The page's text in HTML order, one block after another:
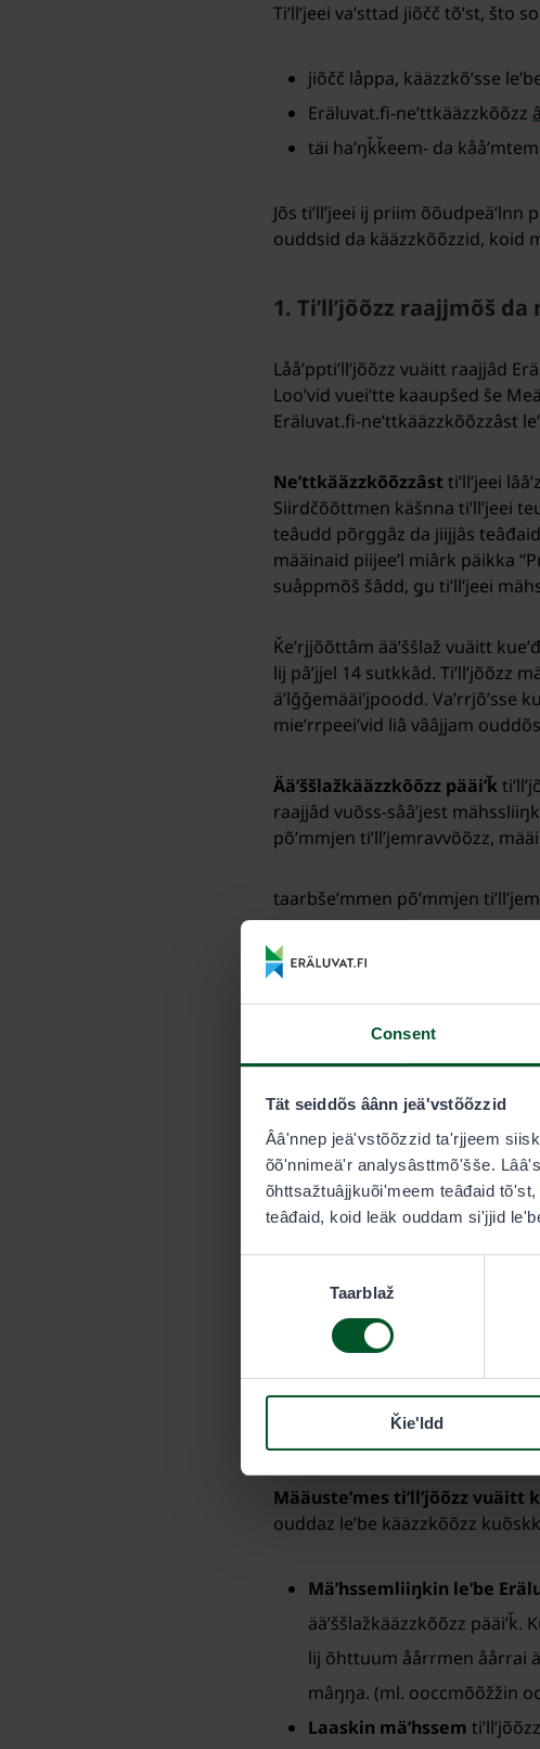
Consent
Tät seiddõs âânn jeäʹvstõõzzid
Ââʹnnep jeäʹvstõõzzid taʹrjjeem
õõʹnnimeäʹr analysâsttmõʹšše.
õhttsažtuâjjkuõiʹmeem teâđaid
teâđaid, koid leäk ouddam siʹjjid
Taarblaž
Ǩieʹldd
Tiʹllʼjeei vaʹsttad jiõčč tõʹst, što
jiõčč låppa, kääzzkõʹsse
Eräluvat.fi-neʹttkääzzkõõzz
täi haʹŋǩǩeem- da
Jõs tiʹllʼjeei ij priim õõudpeäʹlnn
ouddsid da kääzzkõõzzid, koid
1. Tiʹllʼjõõzz raajjmõš
Lååʹpptiʹllʼjõõzz vuäitt raajjâd
Looʹvid vueiʹtte kaaupšed še
Eräluvat.fi-neʹttkääzzkõõzzâst
Neʹttkääzzkõõzzâsttiʹllʼjeei
Siirdčõõttmen käšnna tiʹllʼjeei
teâudd põrggâz da jiijjâs teâđaid.
määinaid piijeeʹl miârk päikka
suåppmõš šâdd, ǥu tiʹllʼjeei
Ǩeʹrjjõõttâm ääʹššlaž vuäitt
lij pâʹjjel 14 sutkkâd. Tiʹllʼjõõzz
äʹlǧǧemääiʹjpoodd. Vaʹrrjõʹsse
mieʹrrpeeiʹvid liâ vââjjam
Ääʹššlažkääzzkõõzz pääiʹǩ
raajjâd vuõss-sââʹjest
põʹmmjen tiʹllʼjemravvõõzz,
taarbšeʹmmen põʹmmjen
Taarbšeʹmmen
vueiʹtte lââʹzzted 3,50 eeuʹr
Põõrǥâs- da
mahssi põrggsest/
lââʹzzet laasktemlââʹzz, jõs
Jõs tiʹllʼjemraajjmõš rätkkai
Meäʹcchalltõõzz Erälupa
2. Tiʹllʼjõõzz mottmõš
Tiʹllʼjõõzz mottmõš
lij
ouddaz leʹbe kääzzkõõzz
Määusteʹmes tiʹllʼjõõzz
ouddaz leʹbe kääzzkõõzz
Mäʹhssemliiŋkin leʹbe
ääʹššlažkääzzkõõzz pääiʹǩ.
lij õhttuum åårrmen åårrai
mâŋŋa. (ml. ooccmõõžžin
Laaskin mäʹhssem